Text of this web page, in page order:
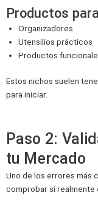
Productos
Organizadores
Utensilios prácticos
Productos
Estos nichos suelen
para iniciar.
Paso 2:
tu Mercado
Uno de los errores más
comprobar si realmente